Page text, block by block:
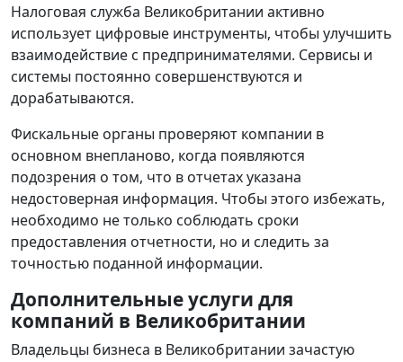
Налоговая служба Великобритании активно
использует цифровые инструменты, чтобы улучшить
взаимодействие с предпринимателями. Сервисы и
системы постоянно совершенствуются и
дорабатываются.
Фискальные органы проверяют компании в
основном внепланово, когда появляются
подозрения о том, что в отчетах указана
недостоверная информация. Чтобы этого избежать,
необходимо не только соблюдать сроки
предоставления отчетности, но и следить за
точностью поданной информации.
Дополнительные услуги для
компаний в Великобритании
Владельцы бизнеса в Великобритании зачастую